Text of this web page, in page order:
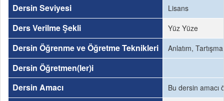
Dersin Seviyesi Lisans
Ders Verilme Şekli Yüz Yüze
Dersin Öğrenme ve Öğretme Teknikleri Anlatım,
Dersin Öğretmen(ler)i
Dersin Amacı
Bu dersin amacı